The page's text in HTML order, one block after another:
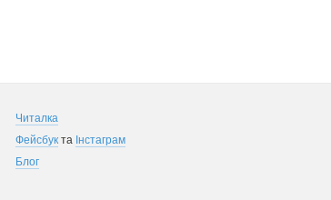
Читалка
Фейсбукта Інстаграм
Блог